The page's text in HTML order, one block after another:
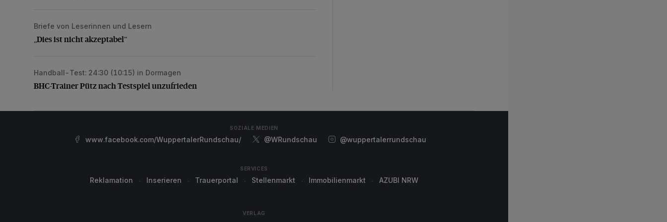
„Dies ist nicht akzeptabel“
Briefe von Leserinnen und Lesern
„Dies ist nicht akzeptabel“
BHC-Trainer Pütz nach Testspiel unzufrieden
Handball-Test: 24:30 (10:15) in Dormagen
BHC-Trainer Pütz nach Testspiel unzufrieden
SOZIALE MEDIEN
www.facebook.com/WuppertalerRundschau/ @WRundschau @wuppertalerrundschau
SERVICES
Reklamation Inserieren Trauerportal Stellenmarkt Immobilienmarkt AZUBI NRW
VERLAG